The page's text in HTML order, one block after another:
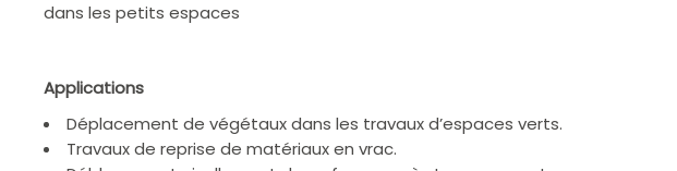
dans les petits espaces
Applications
Déplacement de végétaux dans les travaux d’espaces verts.
Travaux de reprise de matériaux en vrac.